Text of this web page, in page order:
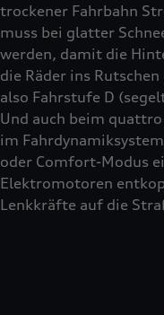
trockener Fahrbahn
muss bei glatter
werden, damit die
die Räder ins
also Fahrstufe D
Und auch beim
im
oder Comfort-Modus
Elektromotoren
Lenkkräfte auf die